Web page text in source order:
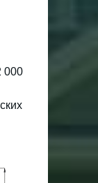
000